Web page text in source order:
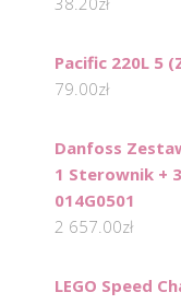
Pacific 220L 5
79.00zł
Danfoss
1 Sterownik +
014G0501
2 657.00zł
LEGO Speed